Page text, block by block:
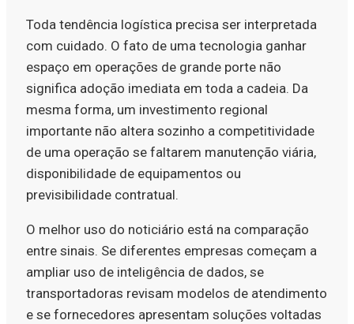
Toda tendência logística precisa ser interpretada
com cuidado. O fato de uma tecnologia ganhar
espaço em operações de grande porte não
significa adoção imediata em toda a cadeia. Da
mesma forma, um investimento regional
importante não altera sozinho a competitividade
de uma operação se faltarem manutenção viária,
disponibilidade de equipamentos ou
previsibilidade contratual.
O melhor uso do noticiário está na comparação
entre sinais. Se diferentes empresas começam a
ampliar uso de inteligência de dados, se
transportadoras revisam modelos de atendimento
e se fornecedores apresentam soluções voltadas